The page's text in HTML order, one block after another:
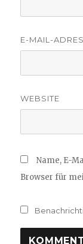
E-MAIL-
WEBSITE
Name, E-
Browser für